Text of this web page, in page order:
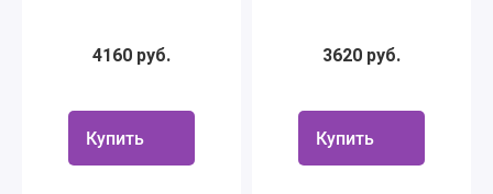
4160 руб.
Купить
3620 руб.
Купить